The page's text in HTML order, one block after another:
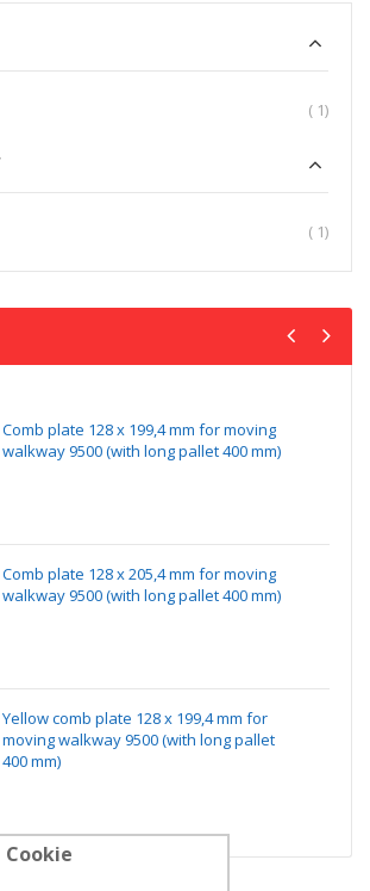
1Artikel
1Artikel
Comb plate 128 x 199,4 mm for moving
walkway 9500 (with long pallet 400 mm)
Comb plate 128 x 205,4 mm for moving
walkway 9500 (with long pallet 400 mm)
Yellow comb plate 128 x 199,4 mm for
moving walkway 9500 (with long pallet
400 mm)
Cookie